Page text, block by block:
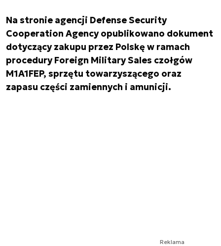
Na stronie agencji Defense Security
Cooperation Agency opublikowano dokument
dotyczący zakupu przez Polskę w ramach
procedury Foreign Military Sales czołgów
M1A1FEP, sprzętu towarzyszącego oraz
zapasu części zamiennych i amunicji.
Reklama